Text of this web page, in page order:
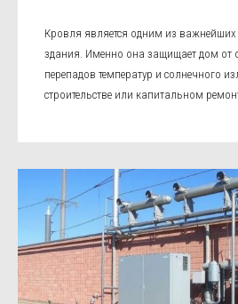
Кровля является одним из
здания. Именно она защищает дом от
перепадов температур и солнечного
строительстве или капитальном